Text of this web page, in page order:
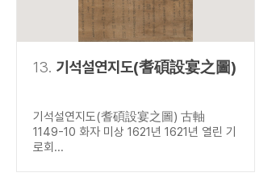
13. 기석설연지도(耆碩設宴之圖)
기석설연지도(耆碩設宴之圖) 古軸
1149-10 화자 미상 1621년 1621년 열린 기
로회...